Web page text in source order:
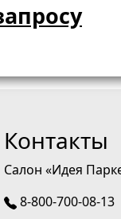
Контакты
Салон «Идея
8-800-700-08-13